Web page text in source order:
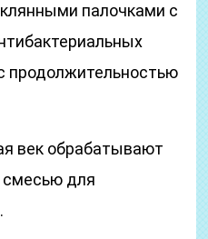
палочками с
продолжительностью
век обрабатывают
смесью для